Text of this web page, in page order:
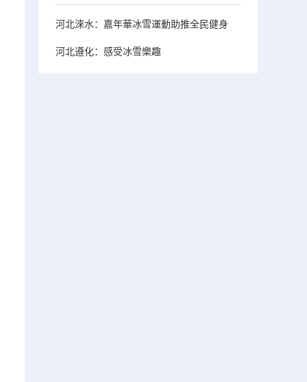
河北淶水：嘉年華冰雪運動助推全民健身
河北遵化：感受冰雪樂趣